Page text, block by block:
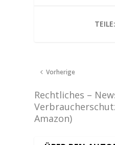
TEILE:
Vorherige
Rechtliches –
Amazon)